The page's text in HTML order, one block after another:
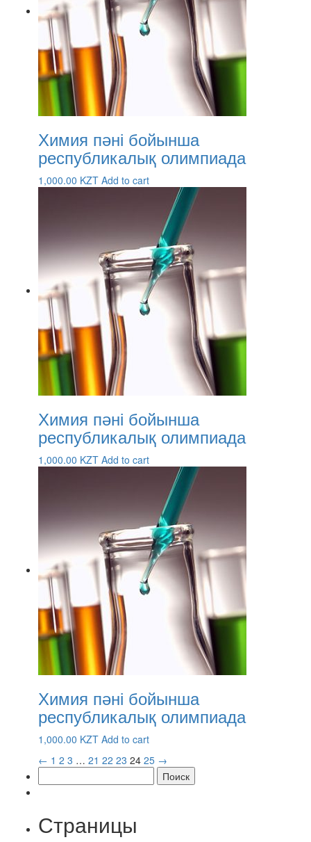
Химия пәні бойынша
республикалық олимпиада
1,000.00 KZT Add to cart
Химия пәні бойынша
республикалық олимпиада
1,000.00 KZT Add to cart
Химия пәні бойынша
республикалық олимпиада
1,000.00 KZT Add to cart
← 1 2 3 … 21 22 23 24 25 →
Страницы